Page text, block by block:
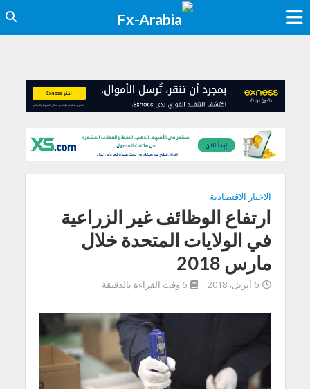
الاخبار الاقتصادية
ارتفاع الوظائف غير الزراعية
في الولايات المتحدة خلال
مارس 2018
6 أبريل، 2018 6 وقت القراءة بالدقيقة